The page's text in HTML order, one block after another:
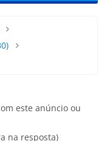
este anúncio ou
na resposta)